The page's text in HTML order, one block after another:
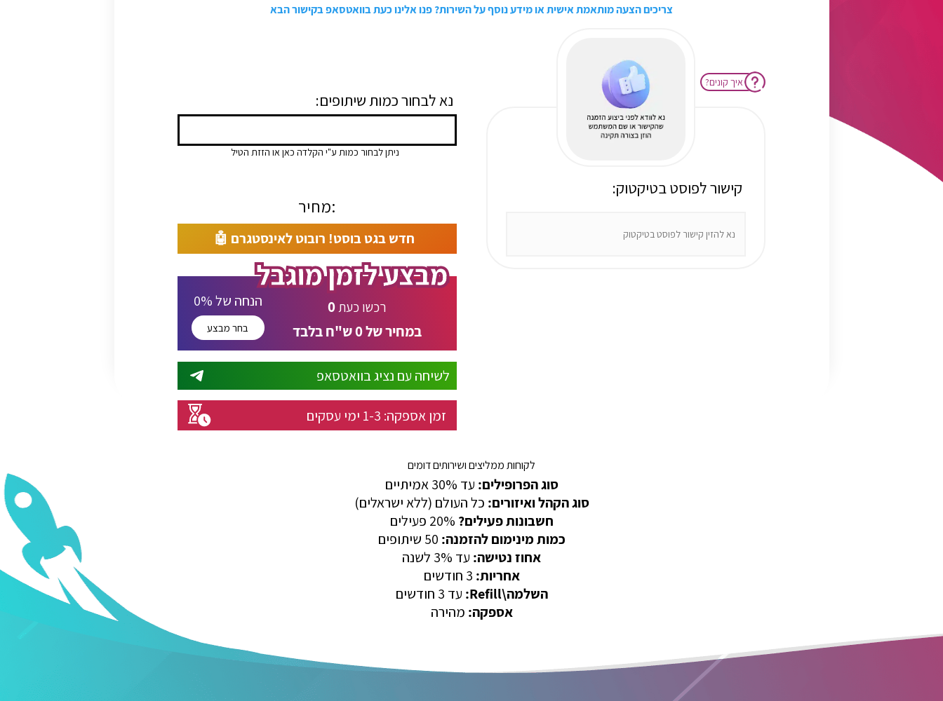
צריכים הצעה מותאמת אישית או מידע נוסף על השירות? פנו אלינו כעת בוואטסאפ בקישור הבא
:נא לבחור כמות שיתופים
ניתן לבחור כמות ע"י הקלדה כאן או הזזת הטיל
מחיר:
חדש בגט בוסט! רובוט לאינסטגרם 🤖
0 % הנחה של
בחר מבצע
רכשו כעת0
במחיר של0ש"ח בלבד
לשיחה עם נציג בוואטסאפ
זמן אספקה: 1-3 ימי עסקים
?איך קונים
:קישור לפוסט בטיקטוק
לקוחות ממליצים ושירותים דומים
סוג הפרופילים: עד 30% אמיתיים
סוג הקהל ואיזורים: כל העולם (ללא ישראלים)
חשבונות פעילים?
כמות מינימום להזמנה:
אחוז נטישה: עד 3% לשנה
אחריות:
השלמה\Refill:
עד 3 חודשים
אספקה: מהירה